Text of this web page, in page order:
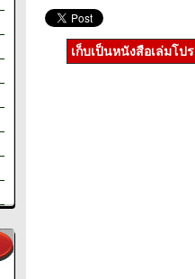
เก็บเป็นหนังสือเล่มโป